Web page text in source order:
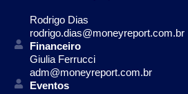
Rodrigo Dias
rodrigo.dias@moneyreport.com.br
Financeiro
Giulia Ferrucci
adm@moneyreport.com.br
Eventos